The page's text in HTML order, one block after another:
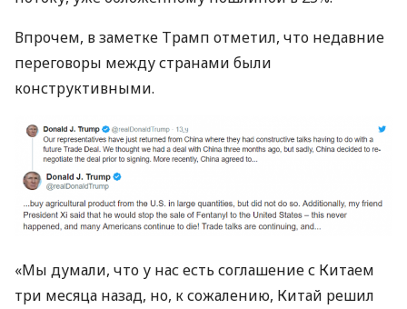
Впрочем, в заметке Трамп отметил, что недавние
переговоры между странами были
конструктивными.
«Мы думали, что у нас есть соглашение с Китаем
три месяца назад, но, к сожалению, Китай решил